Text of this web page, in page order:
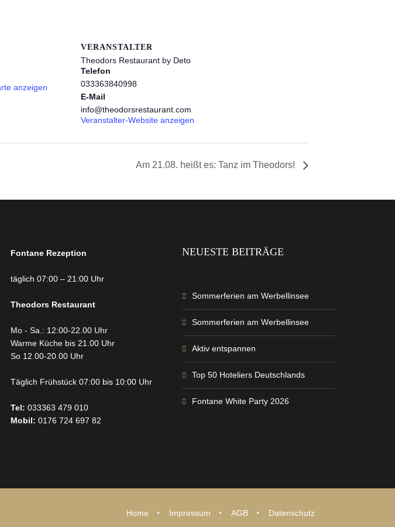
anzeigen
VERANSTALTER
Theodors Restaurant by Deto
Telefon
033363840998
E-Mail
info@theodorsrestaurant.com
Veranstalter-Website anzeigen
Am 21.08. heißt es: Tanz im Theodors!
Fontane Rezeption
täglich 07:00 – 21:00 Uhr
Theodors Restaurant
Mo - Sa.: 12:00-22.00 Uhr
Warme Küche bis 21.00 Uhr
So 12.00-20.00 Uhr
Täglich Frühstück 07:00 bis 10:00 Uhr
Tel: 033363 479 010
Mobil: 0176 724 697 82
NEUESTE BEITRÄGE
Sommerferien am Werbellinsee
Sommerferien am Werbellinsee
Aktiv entspannen
Top 50 Hoteliers Deutschlands
Fontane White Party 2026
Home Impressum AGB Datenschutz